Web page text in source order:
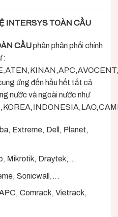
INTERSYS TOÀN CẦU
CẦUphân phân phối chính
:
ứng đến hầu hết tất cả
nước và ngoài nước như
Extreme, Dell, Planet,
Mikrotik, Draytek,…
Sonicwall,…
Comrack, Vietrack,